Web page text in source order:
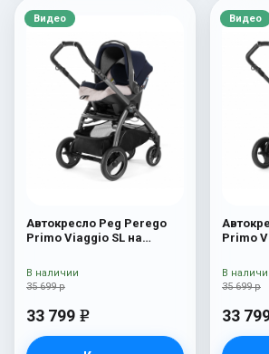
Видео
Автокресло Peg Perego
Primo Viaggio SL на
White/Black) Luxe Beige
35 699 р
33 799 e
В наличии
Видео
Primo
White/
35 699 р
33
В